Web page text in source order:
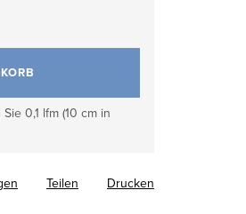
0,1 lfm (10 cm in
Drucken
Teilen